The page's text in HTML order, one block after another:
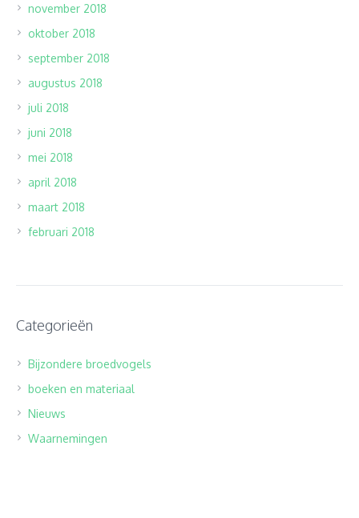
november 2018
oktober 2018
september 2018
augustus 2018
juli 2018
juni 2018
mei 2018
april 2018
maart 2018
februari 2018
Categorieën
Bijzondere broedvogels
boeken en materiaal
Nieuws
Waarnemingen